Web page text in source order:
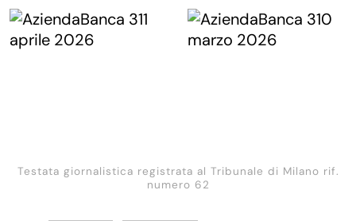
Testata giornalistica registrata al Tribunale di Milano rif.
numero 62